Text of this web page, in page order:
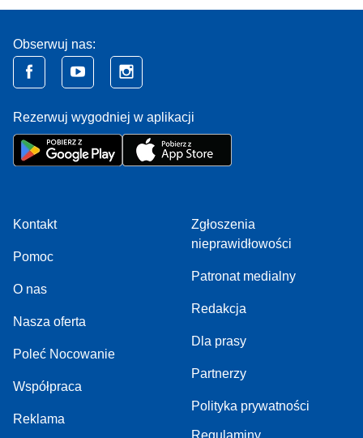
Obserwuj nas:
Rezerwuj wygodniej w aplikacji
Kontakt
Pomoc
O nas
Nasza oferta
Poleć Nocowanie
Współpraca
Reklama
Zgłoszenia
nieprawidłowości
Patronat medialny
Redakcja
Dla prasy
Partnerzy
Polityka prywatności